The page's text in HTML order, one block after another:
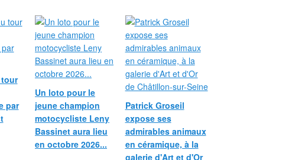
par
Un loto pour le
jeune champion
motocycliste Leny
Bassinet aura lieu
en octobre 2026...
Patrick Groseil
expose ses
admirables animaux
en céramique, à la
galerie d'Art et d'Or